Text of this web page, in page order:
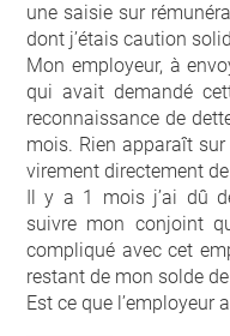
une saisie sur
dont j’étais caution
Mon employeur, à
qui avait demandé
reconnaissance de
mois. Rien apparaît
virement directement
Il y a 1 mois j’ai dû
suivre mon conjoint
compliqué avec cet
restant de mon solde
Est ce que l’employeur